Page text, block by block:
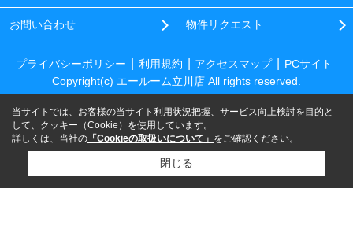
お問い合わせ 物件リクエスト
プライバシーポリシー 利用規約 アクセスマップ
PCサイト
Copyright(c) エールーム立川店 All rights reserved.
当サイトでは、お客様の当サイト利用状況把握、サービス向上検討を目的と
して、クッキー（Cookie）を使用しています。
詳しくは、当社の 「Cookieの取扱いについて」 をご確認ください。
閉じる